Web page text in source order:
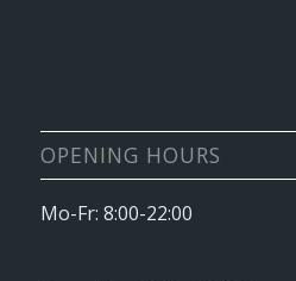
OPENING HOURS
Mo-Fr: 8:00-22:00